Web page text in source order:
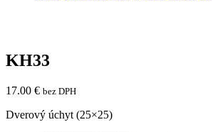
KH33
17.00 € bez DPH
Dverový úchyt (25×25)